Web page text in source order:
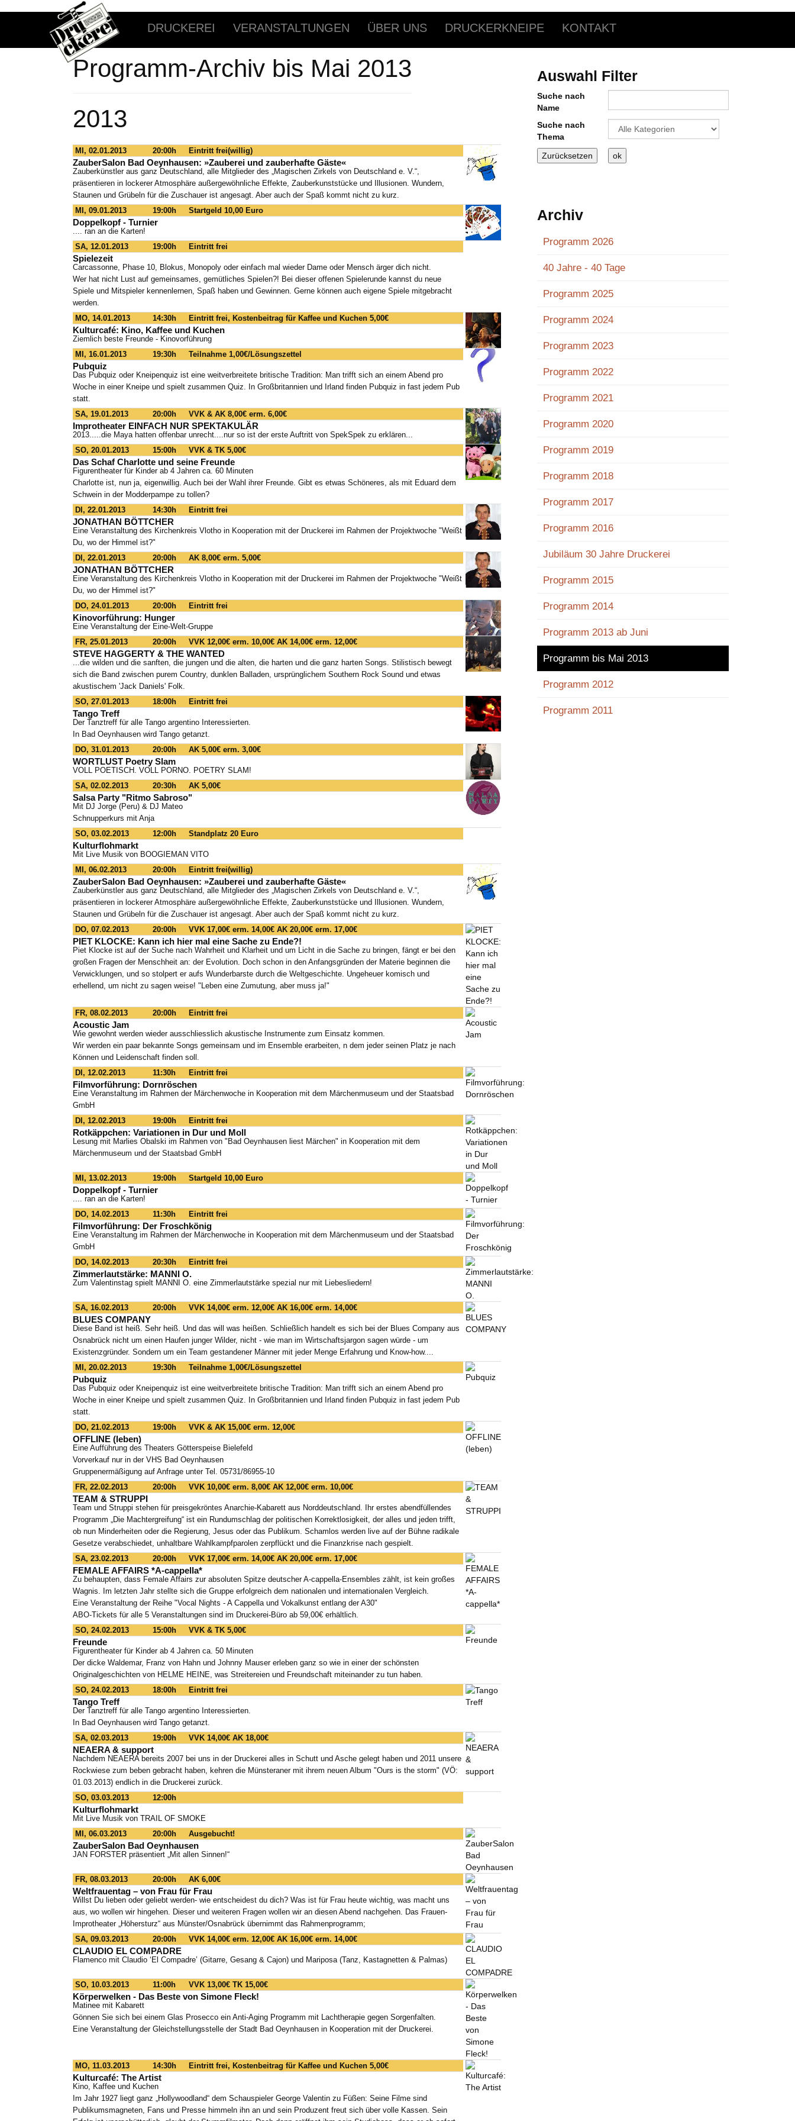
DRUCKEREI VERANSTALTUNGEN ÜBER UNS DRUCKERKNEIPE KONTAKT
Programm-Archiv bis Mai 2013
2013
MI, 02.01.2013 20:00h Eintritt frei(willig)
ZauberSalon Bad Oeynhausen: »Zauberei und zauberhafte Gäste«
Zauberkünstler aus ganz Deutschland, alle Mitglieder des „Magischen Zirkels von Deutschland e. V.“,
präsentieren in lockerer Atmosphäre außergewöhnliche Effekte, Zauberkunststücke und Illusionen. Wundern,
Staunen und Grübeln für die Zuschauer ist angesagt. Aber auch der Spaß kommt nicht zu kurz.
MI, 09.01.2013
19:00h Startgeld 10,00 Euro
Doppelkopf - Turnier
.... ran an die Karten!
SA, 12.01.2013
19:00h Eintritt frei
Spielezeit
Carcassonne, Phase 10, Blokus, Monopoly oder einfach mal wieder Dame oder Mensch ärger dich nicht.
Wer hat nicht Lust auf gemeinsames, gemütliches Spielen?! Bei dieser offenen Spielerunde kannst du neue
Spiele und Mitspieler kennenlernen, Spaß haben und Gewinnen. Gerne können auch eigene Spiele mitgebracht
werden.
MO, 14.01.2013
14:30h Eintritt frei, Kostenbeitrag für Kaffee und Kuchen 5,00€
Kulturcafé: Kino, Kaffee und Kuchen
Ziemlich beste Freunde - Kinovorführung
MI, 16.01.2013
19:30h Teilnahme 1,00€/Lösungszettel
Pubquiz
Das Pubquiz oder Kneipenquiz ist eine weitverbreitete britische Tradition: Man trifft sich an einem Abend pro
Woche in einer Kneipe und spielt zusammen Quiz. In Großbritannien und Irland finden Pubquiz in fast jedem Pub
statt.
SA, 19.01.2013
20:00h VVK & AK 8,00€ erm. 6,00€
Improtheater EINFACH NUR SPEKTAKULÄR
2013.....die Maya hatten offenbar unrecht....nur so ist der erste Auftritt von SpekSpek zu erklären...
SO, 20.01.2013
15:00h VVK & TK 5,00€
Das Schaf Charlotte und seine Freunde
Figurentheater für Kinder ab 4 Jahren ca. 60 Minuten
Charlotte ist, nun ja, eigenwillig. Auch bei der Wahl ihrer Freunde. Gibt es etwas Schöneres, als mit Eduard dem
Schwein in der Modderpampe zu tollen?
DI, 22.01.2013
14:30h Eintritt frei
JONATHAN BÖTTCHER
Eine Veranstaltung des Kirchenkreis Vlotho in Kooperation mit der Druckerei im Rahmen der Projektwoche "Weißt
Du, wo der Himmel ist?"
DI, 22.01.2013
20:00h AK 8,00€ erm. 5,00€
JONATHAN BÖTTCHER
Eine Veranstaltung des Kirchenkreis Vlotho in Kooperation mit der Druckerei im Rahmen der Projektwoche "Weißt
Du, wo der Himmel ist?"
DO, 24.01.2013
20:00h Eintritt frei
Kinovorführung: Hunger
Eine Veranstaltung der Eine-Welt-Gruppe
FR, 25.01.2013
20:00h VVK 12,00€ erm. 10,00€ AK 14,00€ erm. 12,00€
STEVE HAGGERTY & THE WANTED
...die wilden und die sanften, die jungen und die alten, die harten und die ganz harten Songs. Stilistisch bewegt
sich die Band zwischen purem Country, dunklen Balladen, ursprünglichem Southern Rock Sound und etwas
akustischem 'Jack Daniels' Folk.
SO, 27.01.2013
18:00h Eintritt frei
Tango Treff
Der Tanztreff für alle Tango argentino Interessierten.
In Bad Oeynhausen wird Tango getanzt.
DO, 31.01.2013
20:00h AK 5,00€ erm. 3,00€
WORTLUST Poetry Slam
VOLL POETISCH. VOLL PORNO. POETRY SLAM!
SA, 02.02.2013
20:30h AK 5,00€
Salsa Party "Ritmo Sabroso"
Mit DJ Jorge (Peru) & DJ Mateo
Schnupperkurs mit Anja
SO, 03.02.2013
12:00h Standplatz 20 Euro
Kulturflohmarkt
Mit Live Musik von BOOGIEMAN VITO
MI, 06.02.2013
20:00h Eintritt frei(willig)
ZauberSalon Bad Oeynhausen: »Zauberei und zauberhafte Gäste«
Zauberkünstler aus ganz Deutschland, alle Mitglieder des „Magischen Zirkels von Deutschland e. V.“,
präsentieren in lockerer Atmosphäre außergewöhnliche Effekte, Zauberkunststücke und Illusionen. Wundern,
Staunen und Grübeln für die Zuschauer ist angesagt. Aber auch der Spaß kommt nicht zu kurz.
DO, 07.02.2013
20:00h VVK 17,00€ erm. 14,00€ AK 20,00€ erm. 17,00€
PIET KLOCKE: Kann ich hier mal eine Sache zu Ende?!
Piet Klocke ist auf der Suche nach Wahrheit und Klarheit und um Licht in die Sache zu bringen, fängt er bei den
großen Fragen der Menschheit an: der Evolution. Doch schon in den Anfangsgründen der Materie beginnen die
Verwicklungen, und so stolpert er aufs Wunderbarste durch die Weltgeschichte. Ungeheuer komisch und
erhellend, um nicht zu sagen weise! "Leben eine Zumutung, aber muss ja!"
FR, 08.02.2013 20:00h Eintritt frei
Acoustic Jam
Wie gewohnt werden wieder ausschliesslich akustische Instrumente zum Einsatz kommen.
Wir werden ein paar bekannte Songs gemeinsam und im Ensemble erarbeiten, n dem jeder seinen Platz je nach
Können und Leidenschaft finden soll.
DI, 12.02.2013
11:30h Eintritt frei
Filmvorführung: Dornröschen
Eine Veranstaltung im Rahmen der Märchenwoche in Kooperation mit dem Märchenmuseum und der Staatsbad
GmbH
DI, 12.02.2013
19:00h Eintritt frei
Rotkäppchen: Variationen in Dur und Moll
Lesung mit Marlies Obalski im Rahmen von "Bad Oeynhausen liest Märchen" in Kooperation mit dem
Märchenmuseum und der Staatsbad GmbH
MI, 13.02.2013 19:00h Startgeld 10,00 Euro
Doppelkopf - Turnier
.... ran an die Karten!
DO, 14.02.2013
11:30h Eintritt frei
Filmvorführung: Der Froschkönig
Eine Veranstaltung im Rahmen der Märchenwoche in Kooperation mit dem Märchenmuseum und der Staatsbad
GmbH
DO, 14.02.2013
20:30h Eintritt frei
Zimmerlautstärke: MANNI O.
Zum Valentinstag spielt MANNI O. eine Zimmerlautstärke spezial nur mit Liebesliedern!
SA, 16.02.2013 20:00h VVK 14,00€ erm. 12,00€ AK 16,00€ erm. 14,00€
BLUES COMPANY
Diese Band ist heiß. Sehr heiß. Und das will was heißen. Schließlich handelt es sich bei der Blues Company aus
Osnabrück nicht um einen Haufen junger Wilder, nicht - wie man im Wirtschaftsjargon sagen würde - um
Existenzgründer. Sondern um ein Team gestandener Männer mit jeder Menge Erfahrung und Know-how....
MI, 20.02.2013
19:30h Teilnahme 1,00€/Lösungszettel
Pubquiz
Das Pubquiz oder Kneipenquiz ist eine weitverbreitete britische Tradition: Man trifft sich an einem Abend pro
Woche in einer Kneipe und spielt zusammen Quiz. In Großbritannien und Irland finden Pubquiz in fast jedem Pub
statt.
DO, 21.02.2013
19:00h VVK & AK 15,00€ erm. 12,00€
OFFLINE (leben)
Eine Aufführung des Theaters Götterspeise Bielefeld
Vorverkauf nur in der VHS Bad Oeynhausen
Gruppenermäßigung auf Anfrage unter Tel. 05731/86955-10
FR, 22.02.2013
20:00h VVK 10,00€ erm. 8,00€ AK 12,00€ erm. 10,00€
TEAM & STRUPPI
Team und Struppi stehen für preisgekröntes Anarchie-Kabarett aus Norddeutschland. Ihr erstes abendfüllendes
Programm „Die Machtergreifung“ ist ein Rundumschlag der politischen Korrektlosigkeit, der alles und jeden trifft,
ob nun Minderheiten oder die Regierung, Jesus oder das Publikum. Schamlos werden live auf der Bühne radikale
Gesetze verabschiedet, unhaltbare Wahlkampfparolen zerpflückt und die Finanzkrise nach gespielt.
SA, 23.02.2013
20:00h VVK 17,00€ erm. 14,00€ AK 20,00€ erm. 17,00€
FEMALE AFFAIRS *A-cappella*
Zu behaupten, dass Female Affairs zur absoluten Spitze deutscher A-cappella-Ensembles zählt, ist kein großes
Wagnis. Im letzten Jahr stellte sich die Gruppe erfolgreich dem nationalen und internationalen Vergleich.
Eine Veranstaltung der Reihe "Vocal Nights - A Cappella und Vokalkunst entlang der A30"
ABO-Tickets für alle 5 Veranstaltungen sind im Druckerei-Büro ab 59,00€ erhältlich.
SO, 24.02.2013
15:00h VVK & TK 5,00€
Freunde
Figurentheater für Kinder ab 4 Jahren ca. 50 Minuten
Der dicke Waldemar, Franz von Hahn und Johnny Mauser erleben ganz so wie in einer der schönsten
Originalgeschichten von HELME HEINE, was Streitereien und Freundschaft miteinander zu tun haben.
SO, 24.02.2013
18:00h Eintritt frei
Tango Treff
Der Tanztreff für alle Tango argentino Interessierten.
In Bad Oeynhausen wird Tango getanzt.
SA, 02.03.2013
19:00h VVK 14,00€ AK 18,00€
NEAERA & support
Nachdem NEAERA bereits 2007 bei uns in der Druckerei alles in Schutt und Asche gelegt haben und 2011 unsere
Rockwiese zum beben gebracht haben, kehren die Münsteraner mit ihrem neuen Album "Ours is the storm" (VÖ:
01.03.2013) endlich in die Druckerei zurück.
SO, 03.03.2013
12:00h
Kulturflohmarkt
Mit Live Musik von TRAIL OF SMOKE
MI, 06.03.2013
20:00h Ausgebucht!
ZauberSalon Bad Oeynhausen
JAN FORSTER präsentiert „Mit allen Sinnen!“
FR, 08.03.2013 20:00h AK 6,00€
Weltfrauentag – von Frau für Frau
Willst Du lieben oder geliebt werden- wie entscheidest du dich? Was ist für Frau heute wichtig, was macht uns
aus, wo wollen wir hingehen. Dieser und weiteren Fragen wollen wir an diesen Abend nachgehen. Das Frauen-
Improtheater „Höhersturz“ aus Münster/Osnabrück übernimmt das Rahmenprogramm;
SA, 09.03.2013
20:00h VVK 14,00€ erm. 12,00€ AK 16,00€ erm. 14,00€
CLAUDIO EL COMPADRE
Flamenco mit Claudio ‘El Compadre’ (Gitarre, Gesang & Cajon) und Mariposa (Tanz, Kastagnetten & Palmas)
SO, 10.03.2013 11:00h VVK 13,00€ TK 15,00€
Körperwelken - Das Beste von Simone Fleck!
Matinee mit Kabarett
Gönnen Sie sich bei einem Glas Prosecco ein Anti-Aging Programm mit Lachtherapie gegen Sorgenfalten.
Eine Veranstaltung der Gleichstellungsstelle der Stadt Bad Oeynhausen in Kooperation mit der Druckerei.
MO, 11.03.2013 14:30h Eintritt frei, Kostenbeitrag für Kaffee und Kuchen 5,00€
Kulturcafé: The Artist
Kino, Kaffee und Kuchen
Im Jahr 1927 liegt ganz „Hollywoodland“ dem Schauspieler George Valentin zu Füßen: Seine Filme sind
Publikumsmagneten, Fans und Presse himmeln ihn an und sein Produzent freut sich über volle Kassen. Sein
Auswahl Filter
Suche nach
Name
Suche nach
Thema
Eine Kategorie auswählen um die Liste zu
Archiv
Programm 2026
40 Jahre - 40 Tage
Programm 2025
Programm 2024
Programm 2023
Programm 2022
Programm 2021
Programm 2020
Programm 2019
Programm 2018
Programm 2017
Programm 2016
Jubiläum 30 Jahre Druckerei
Programm 2015
Programm 2014
Programm 2013 ab Juni
Programm bis Mai 2013
Programm 2012
Programm 2011